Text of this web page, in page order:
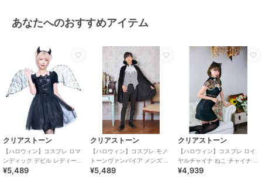
あなたへのおすすめアイテム
クリアストーン
【ハロウィン】コスプレ ロマ
ンディック デビル レディース
ブラック
¥5,489
クリアストーン
【ハロウィン】コスプレ モノ
トーンヴァンパイア メンズ ブ
ラック ハロウィーン
¥5,489
クリアストーン
【ハロウィン】コスプレ ロイ
ヤルチャイナ ねこ チャイナ ビ
ター レディース ブラック
¥4,939